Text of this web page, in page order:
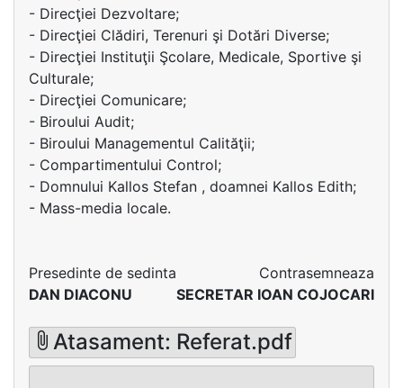
- Direcţiei Dezvoltare;
- Direcţiei Clădiri, Terenuri şi Dotări Diverse;
- Direcţiei Instituţii Şcolare, Medicale, Sportive şi
Culturale;
- Direcţiei Comunicare;
- Biroului Audit;
- Biroului Managementul Calităţii;
- Compartimentului Control;
- Domnului Kallos Stefan , doamnei Kallos Edith;
- Mass-media locale.
Presedinte de sedinta
DAN DIACONU
Contrasemneaza
SECRETAR IOAN COJOCARI
Atasament: Referat.pdf